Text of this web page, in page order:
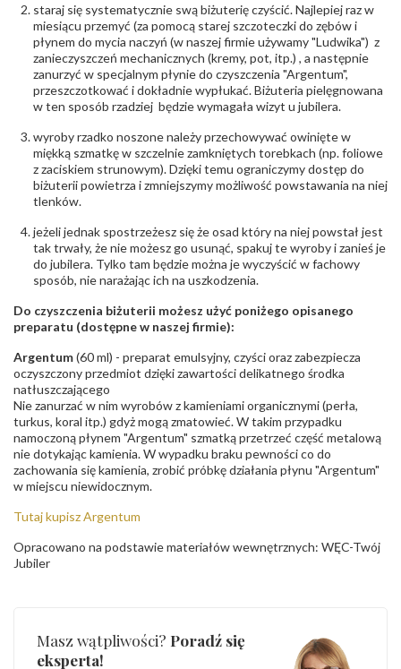
staraj się systematycznie swą biżuterię czyścić. Najlepiej raz w
miesiącu przemyć (za pomocą starej szczoteczki do zębów i
płynem do mycia naczyń (w naszej firmie używamy "Ludwika") z
zanieczyszczeń mechanicznych (kremy, pot, itp.) , a następnie
zanurzyć w specjalnym płynie do czyszczenia "Argentum",
przeszczotkować i dokładnie wypłukać. Biżuteria pielęgnowana
w ten sposób rzadziej będzie wymagała wizyt u jubilera.
wyroby rzadko noszone należy przechowywać owinięte w
miękką szmatkę w szczelnie zamkniętych torebkach (np. foliowe
z zaciskiem strunowym). Dzięki temu ograniczymy dostęp do
biżuterii powietrza i zmniejszymy możliwość powstawania na niej
tlenków.
jeżeli jednak spostrzeżesz się że osad który na niej powstał jest
tak trwały, że nie możesz go usunąć, spakuj te wyroby i zanieś je
do jubilera. Tylko tam będzie można je wyczyścić w fachowy
sposób, nie narażając ich na uszkodzenia.
Do czyszczenia biżuterii możesz użyć poniżego opisanego
preparatu (dostępne w naszej firmie):
Argentum(60 ml) - preparat emulsyjny, czyści oraz zabezpiecza
oczyszczony przedmiot dzięki zawartości delikatnego środka
natłuszczającego
Nie zanurzać w nim wyrobów z kamieniami organicznymi (perła,
turkus, koral itp.) gdyż mogą zmatowieć. W takim przypadku
namoczoną płynem "Argentum" szmatką przetrzeć część metalową
nie dotykając kamienia. W wypadku braku pewności co do
zachowania się kamienia, zrobić próbkę działania płynu "Argentum"
w miejscu niewidocznym.
Tutaj kupisz Argentum
Opracowano na podstawie materiałów wewnętrznych: WĘC-Twój
Jubiler
Masz wątpliwości? Poradź się
eksperta!